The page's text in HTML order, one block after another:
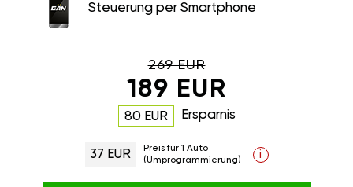
Steuerung per Smartphone
269 EUR
189 EUR
80 EUR Ersparnis
37 EUR
Preis für 1 Auto
(Umprogrammierung)
i